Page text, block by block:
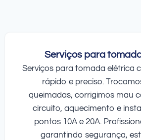
Serviços para
Serviços para tomada elétrica
rápido e preciso.
queimadas, corrigimos mau
circuito, aquecimento e
pontos 10A e 20A.
garantindo segurança,